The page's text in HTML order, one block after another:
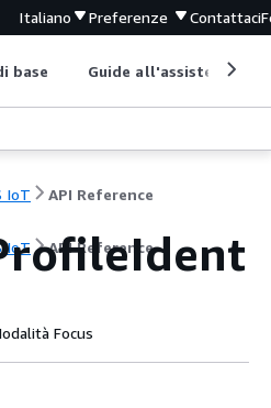
Italiano Preferenze Contattaci
base Guide all'assistenza
IoT API Reference
IoT API Reference
Focus